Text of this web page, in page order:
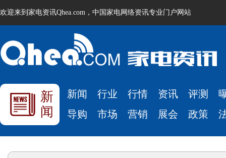
欢迎来到家电资讯Qhea.com，中国家电网络资讯专业门户网站
新
闻
新闻 行业 行情 资讯 评测
导购
市场 营销 展会 政策